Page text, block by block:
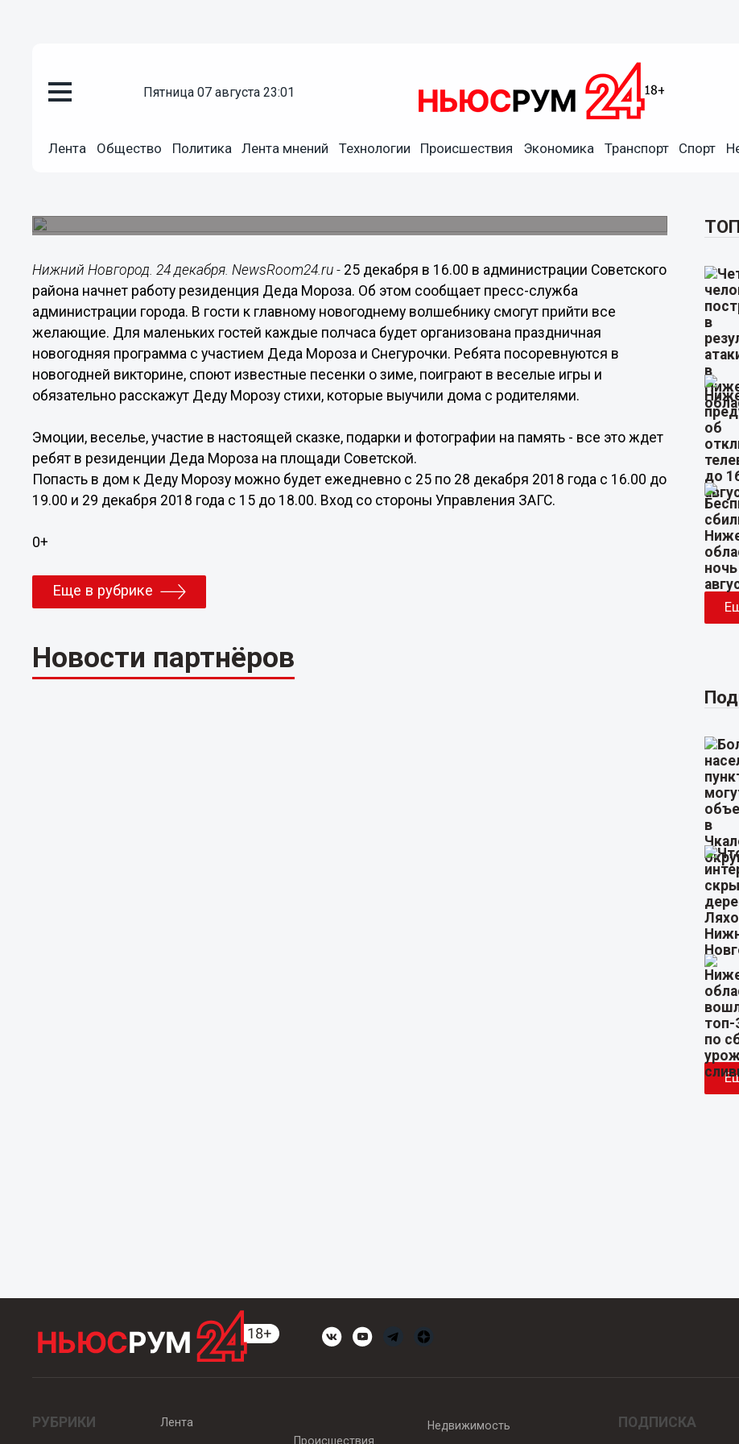
пятница 07 августа 23:01
Лента Общество Политика Лента мнений Технологии Происшествия Экономика Транспорт Спорт
24.12.201814:24
Нижний Новгород. 24 декабря. NewsRoom24.ru - 25 декабря в 16.00 в администрации Советского
района начнет работу резиденция Деда Мороза. Об этом сообщает пресс-служба
администрации города. В гости к главному новогоднему волшебнику смогут прийти все
желающие. Для маленьких гостей каждые полчаса будет организована праздничная
новогодняя программа с участием Деда Мороза и Снегурочки. Ребята посоревнуются в
новогодней викторине, споют известные песенки о зиме, поиграют в веселые игры и
обязательно расскажут Деду Морозу стихи, которые выучили дома с родителями.
Эмоции, веселье, участие в настоящей сказке, подарки и фотографии на память - все это ждет
ребят в резиденции Деда Мороза на площади Советской.
Попасть в дом к Деду Морозу можно будет ежедневно с 25 по 28 декабря 2018 года с 16.00 до
19.00 и 29 декабря 2018 года с 15 до 18.00. Вход со стороны Управления ЗАГС.
0+
Еще в рубрике
Новости партнёров
РУБРИКИ
Лента
Происшествия
Недвижимость ПОДПИСКА